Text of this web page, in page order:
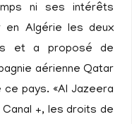
ni ses intérêts
en Algérie les deux
et a proposé de
aérienne Qatar
pays. «Al Jazeera
+, les droits de